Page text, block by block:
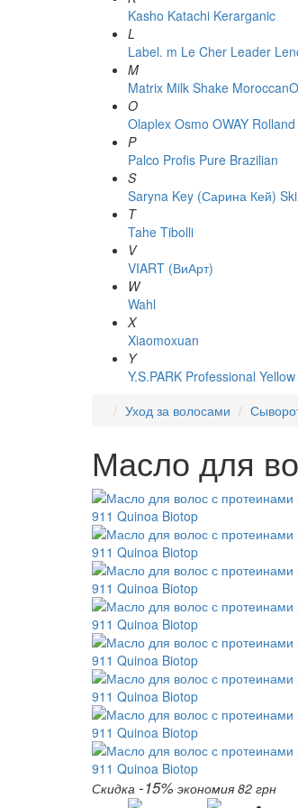
Kasho Katachi Kerarganic
L
Label. m Le Cher Leader
M
Matrix Milk Shake
O
Olaplex Osmo OWAY Rolland
P
Palco Profis Pure Brazilian
S
Saryna Key (Сарина Кей)
T
Tahe Tibolli
V
VIART (ВиАрт)
W
Wahl
X
Xiaomoxuan
Y
Y.S.PARK Professional Yellow
Уход за волосами
Масло для
Скидка -15% экономия 82 грн